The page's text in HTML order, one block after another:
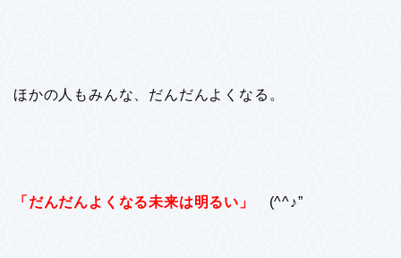
ほかの人もみんな、だんだんよくなる。
「だんだんよくなる未来は明るい」 (^^♪”